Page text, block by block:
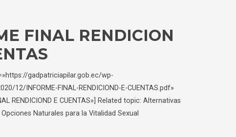
FINAL RENDICION
gadpatriciapilar.gob.ec/wp-
12/INFORME-FINAL-RENDICIOND-E-CUENTAS.pdf»
RENDICIOND E CUENTAS»] Related topic: Alternativas
Naturales para la Vitalidad Sexual